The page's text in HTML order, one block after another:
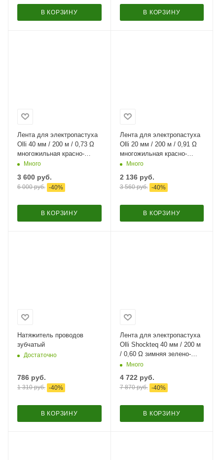
В КОРЗИНУ В КОРЗИНУ
Лента для электропастуха
Olli 40 мм / 200 м / 0,73 Ω
многожильная красно-
белая
Много
3 600 руб.
6 000руб. -40%
В КОРЗИНУ
Лента для электропастуха
Olli 20 мм / 200 м / 0,91 Ω
многожильная красно-
белая
Много
2 136руб.
3 560руб. -40%
В КОРЗИНУ
Натяжитель проводов
зубчатый
Достаточно
786 руб.
1 310руб. -40%
В КОРЗИНУ
Лента для электропастуха
Olli Shockteq 40 мм / 200 м
/ 0,60 Ω зимняя зелено-
белая
Много
4 722 руб.
7 870руб. -40%
В КОРЗИНУ